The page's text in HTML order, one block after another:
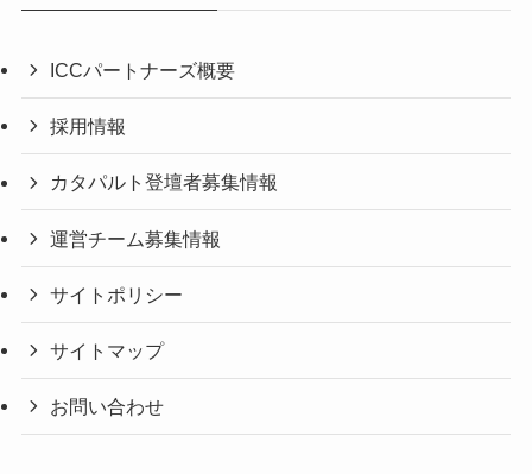
ICCパートナーズ概要
採用情報
カタパルト登壇者募集情報
運営チーム募集情報
サイトポリシー
サイトマップ
お問い合わせ